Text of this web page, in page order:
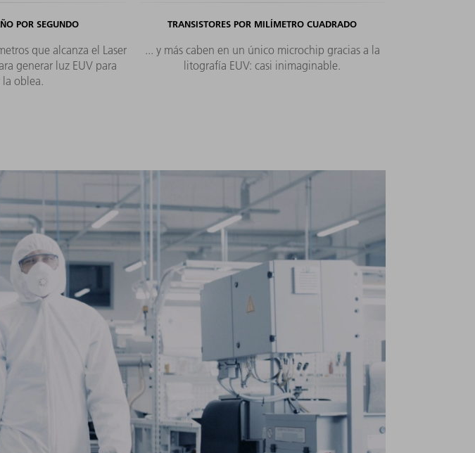
POR SEGUNDO
que alcanza el Laser
generar luz EUV para
oblea.
TRANSISTORES POR MILÍMETRO CUADRADO
... y más caben en un único microchip gracias a la
litografía EUV: casi inimaginable.